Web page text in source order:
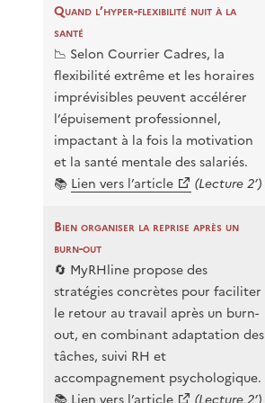
Quand l’hyper-flexibilité nuit à la
santé
📉 Selon Courrier Cadres, la
flexibilité extrême et les horaires
imprévisibles peuvent accélérer
l’épuisement professionnel,
impactant à la fois la motivation
et la santé mentale des salariés.
📚 Lien vers l’article (Lecture 2’)
Bien organiser la reprise après un
burn-out
🔄 MyRHline propose des
stratégies concrètes pour faciliter
le retour au travail après un burn-
out, en combinant adaptation des
tâches, suivi RH et
accompagnement psychologique.